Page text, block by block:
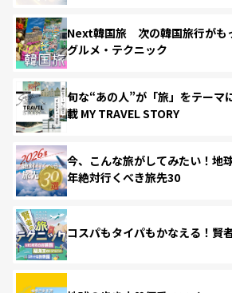
Next韓国旅 次の韓国旅行がも
グルメ・テクニック
旬な“あの人”が「旅」をテーマ
載 MY TRAVEL STORY
今、こんな旅がしてみたい！地
年絶対行くべき旅先30
コスパもタイパもかなえる！賢